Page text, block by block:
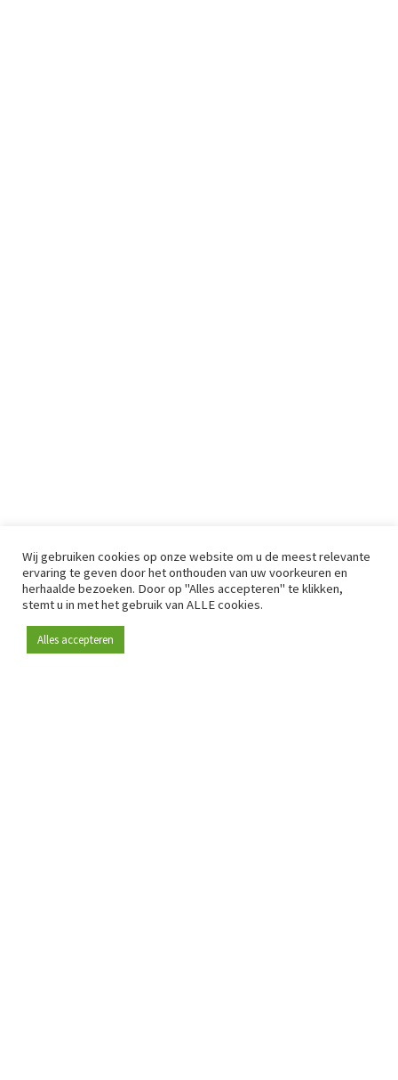
Wij gebruiken cookies op onze website om u de meest relevante
ervaring te geven door het onthouden van uw voorkeuren en
herhaalde bezoeken. Door op "Alles accepteren" te klikken,
stemt u in met het gebruik van ALLE cookies.
Alles accepteren